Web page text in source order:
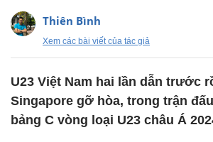
Thiên Bình
Xem các bài viết của tác giả
U23 Việt Nam hai lần dẫn trước
Singapore gỡ hòa, trong trận
bảng C vòng loại U23 châu Á